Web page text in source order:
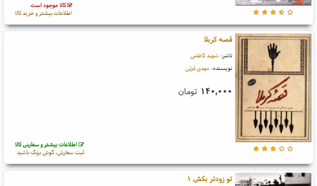
کالا موجود است
اطلاعات بیشتر و خرید کالا
قصه کربلا
ناشر: شهید کاظمی
نویسنده: مهدی قزلی
۱۴۰,۰۰۰ تومان
اطلاعات بیشتر و سفارش کالا
ثبت سفارش، گوش بزنگ باشید
تو زودتر بکش ۱